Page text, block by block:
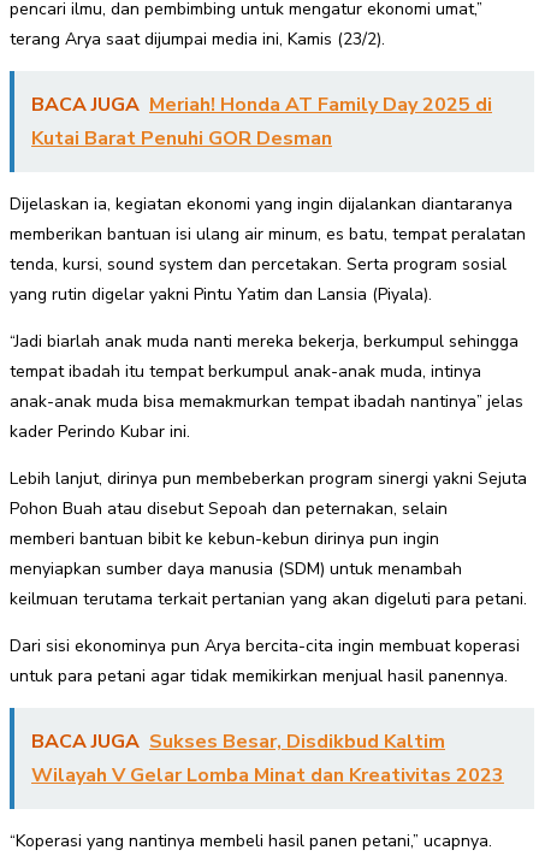
pencari ilmu, dan pembimbing untuk mengatur ekonomi umat,”
terang Arya saat dijumpai media ini, Kamis (23/2).
BACA JUGA Meriah! Honda AT Family Day 2025 di
Kutai Barat Penuhi GOR Desman
Dijelaskan ia, kegiatan ekonomi yang ingin dijalankan diantaranya
memberikan bantuan isi ulang air minum, es batu, tempat peralatan
tenda, kursi, sound system dan percetakan. Serta program sosial
yang rutin digelar yakni Pintu Yatim dan Lansia (Piyala).
“Jadi biarlah anak muda nanti mereka bekerja, berkumpul sehingga
tempat ibadah itu tempat berkumpul anak-anak muda, intinya
anak-anak muda bisa memakmurkan tempat ibadah nantinya” jelas
kader Perindo Kubar ini.
Lebih lanjut, dirinya pun membeberkan program sinergi yakni Sejuta
Pohon Buah atau disebut Sepoah dan peternakan, selain
memberi bantuan bibit ke kebun-kebun dirinya pun ingin
menyiapkan sumber daya manusia (SDM) untuk menambah
keilmuan terutama terkait pertanian yang akan digeluti para petani.
Dari sisi ekonominya pun Arya bercita-cita ingin membuat koperasi
untuk para petani agar tidak memikirkan menjual hasil panennya.
BACA JUGA Sukses Besar, Disdikbud Kaltim
Wilayah V Gelar Lomba Minat dan Kreativitas 2023
“Koperasi yang nantinya membeli hasil panen petani,” ucapnya.